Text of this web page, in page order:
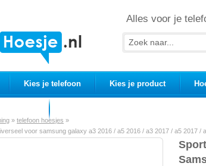
Alles voor je
Kies je telefoon Kies je product
» telefoon hoesjes »
voor samsung galaxy a3 2016 / a5 2016 / a3 2017 / a5 2017 /